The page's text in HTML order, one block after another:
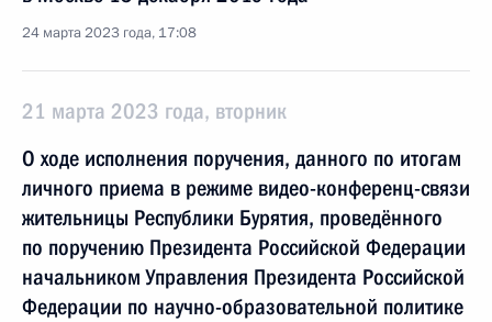
24 марта 2023 года, 17:08
21 марта 2023 года, вторник
О ходе исполнения поручения, данного по итогам
личного приема в режиме видео-конференц-связи
жительницы Республики Бурятия, проведённого
по поручению Президента Российской Федерации
начальником Управления Президента Российской
Федерации по научно-образовательной политике